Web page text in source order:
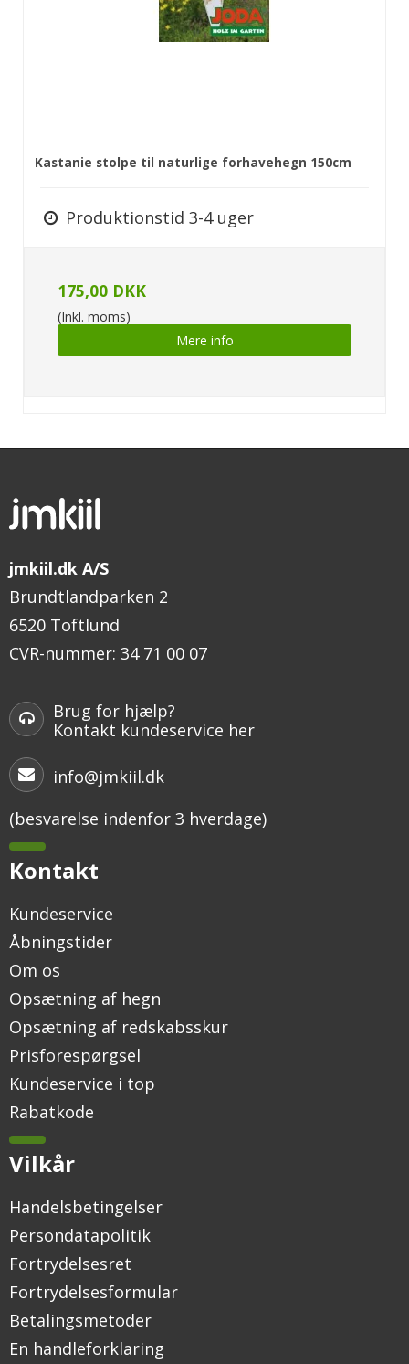
Kastanie stolpe til naturlige forhavehegn 150cm
Produktionstid 3-4 uger
175,00 DKK
(Inkl. moms)
Mere info
jmkiil.dk A/S
Brundtlandparken 2
6520 Toftlund
CVR-nummer: 34 71 00 07
Brug for hjælp?
Kontakt kundeservice her
info@jmkiil.dk
(besvarelse indenfor 3 hverdage)
Kontakt
Kundeservice
Åbningstider
Om os
Opsætning af hegn
Opsætning af redskabsskur
Prisforespørgsel
Kundeservice i top
Rabatkode
Vilkår
Handelsbetingelser
Persondatapolitik
Fortrydelsesret
Fortrydelsesformular
Betalingsmetoder
En handleforklaring